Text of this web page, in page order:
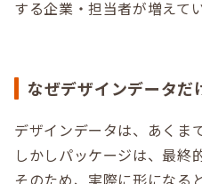
する企業・担当者が増えてい
なぜデザインデータ
デザインデータは、あくま
しかしパッケージは、最終